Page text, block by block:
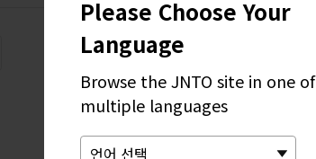
Please Choose Your
Language
Browse the JNTO site in one of
multiple languages